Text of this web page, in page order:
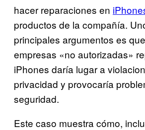
hacer reparaciones en
productos de la compañía.
principales argumentos es
empresas «no autorizadas»
iPhones daría lugar a
privacidad y provocaría
seguridad.
Este caso muestra cómo,